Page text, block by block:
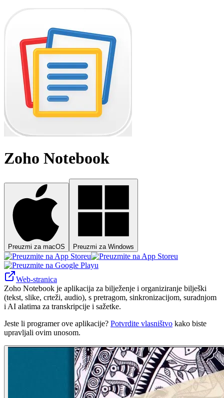
Zoho Notebook
Preuzmi za macOS Preuzmi za Windows
Web-stranica
Zoho Notebook je aplikacija za bilježenje i organiziranje bilješki
(tekst, slike, crteži, audio), s pretragom, sinkronizacijom, suradnjom
i AI alatima za transkripcije i sažetke.
Jeste li programer ove aplikacije? Potvrdite vlasništvo kako biste
upravljali ovim unosom.